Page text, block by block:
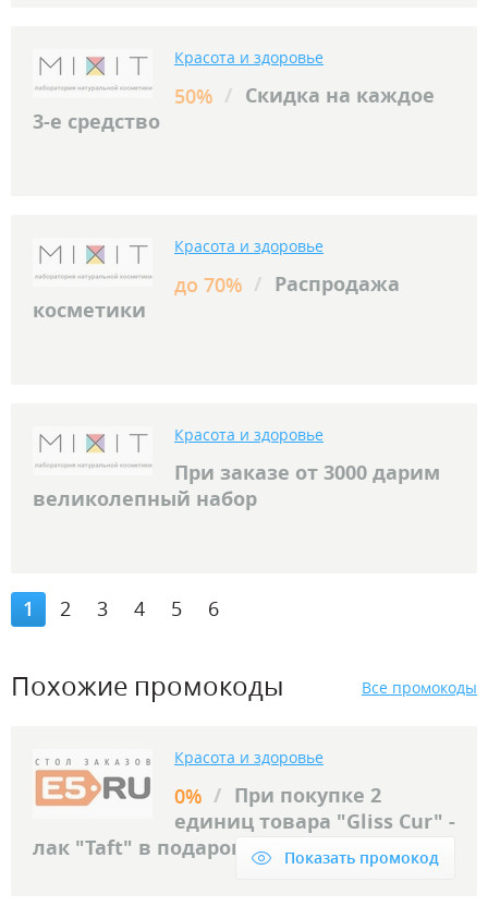
Красота и здоровье
50% / Скидка на каждое
3-е средство
Красота и здоровье
до 70% / Распродажа
косметики
Красота и здоровье
При заказе от 3000 дарим
великолепный набор
1 2 3 4 5 6
Похожие промокоды Все промокоды
Красота и здоровье
0% / При покупке 2
единиц товара "Gliss Cur" -
лак "Taft" в подарок.
Показать промокод